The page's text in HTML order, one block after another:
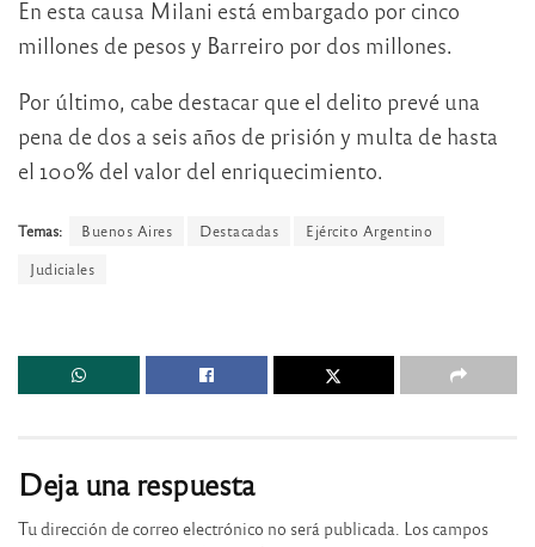
En esta causa Milani está embargado por cinco
millones de pesos y Barreiro por dos millones.
Por último, cabe destacar que el delito prevé una
pena de dos a seis años de prisión y multa de hasta
el 100% del valor del enriquecimiento.
Temas: Buenos Aires Destacadas
Ejército Argentino
Judiciales
Deja una respuesta
Tu dirección de correo electrónico no será publicada. Los campos